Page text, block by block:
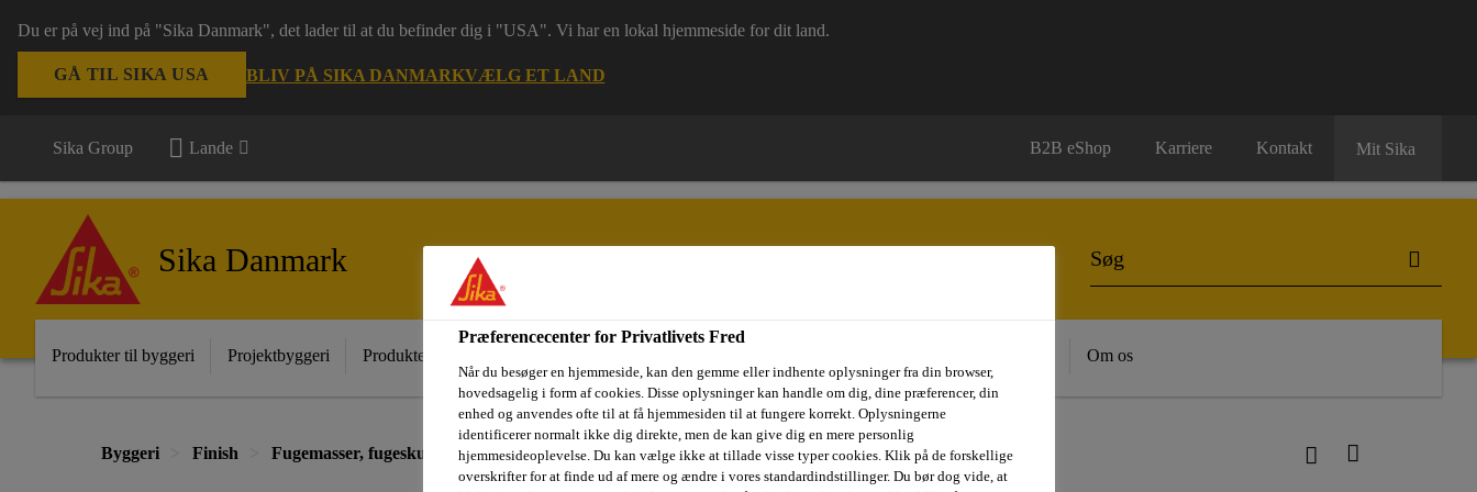
Du er på vej ind på "Sika Danmark", det lader til at du befinder dig i "USA". Vi har en lokal hjemmeside for dit land.
GÅ TIL SIKA USA BLIV PÅ SIKA DANMARKVÆLG ET LAND
Sika Group Lande B2B eShop Karriere Kontakt Mit Sika
Sika Danmark
Produkter til byggeri Projektbyggeri Produkter til industri Om os
Byggeri Finish Fugemasser, fugeskum og lim Fugeskum Sika Boom®-562 Foam Fix Plus
Præferencecenter for Privatlivets Fred
Når du besøger en hjemmeside, kan den gemme eller indhente oplysninger fra din browser,
hovedsagelig i form af cookies. Disse oplysninger kan handle om dig, dine præferencer, din
enhed og anvendes ofte til at få hjemmesiden til at fungere korrekt. Oplysningerne
identificerer normalt ikke dig direkte, men de kan give dig en mere personlig
hjemmesideoplevelse. Du kan vælge ikke at tillade visse typer cookies. Klik på de forskellige
overskrifter for at finde ud af mere og ændre i vores standardindstillinger. Du bør dog vide, at